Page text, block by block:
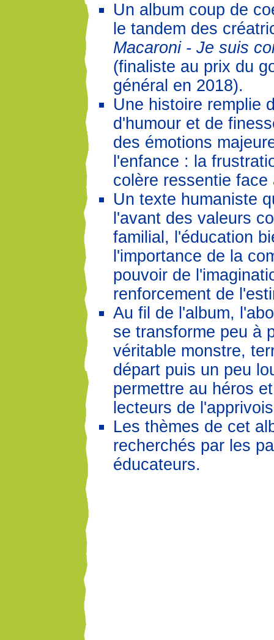
Un album coup de
le tandem des
Macaroni - Je suis
(finaliste au prix du
général en 2018).
Une histoire remplie
d'humour et de
des émotions
l'enfance : la
colère ressentie face
Un texte humaniste
l'avant des valeurs
familial, l'éducation
l'importance de la
pouvoir de
renforcement de
Au fil de l'album,
se transforme peu à
véritable monstre,
départ puis un peu
permettre au héros
lecteurs de
Les thèmes de cet
recherchés par les
éducateurs.